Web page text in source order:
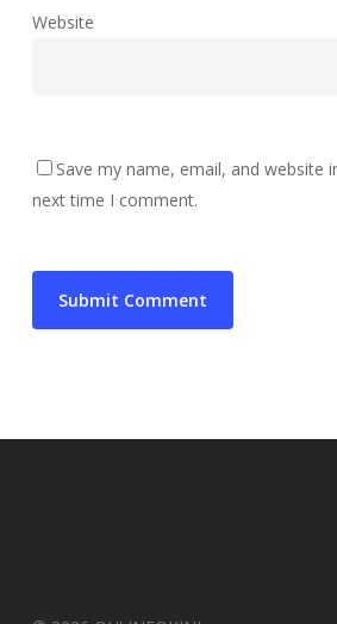
Website
Save my name, email, and website
next time I comment.